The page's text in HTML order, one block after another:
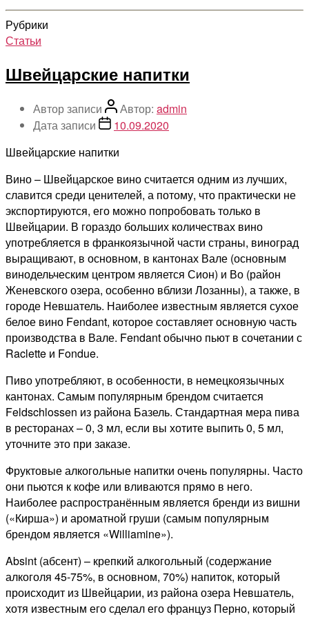
Рубрики
Статьи
Швейцарские напитки
Автор записи Автор: admin
Дата записи
10.09.2020
Швейцарские напитки
Вино – Швейцарское вино считается одним из лучших,
славится среди ценителей, а потому, что практически не
экспортируются, его можно попробовать только в
Швейцарии. В гораздо больших количествах вино
употребляется в франкоязычной части страны, виноград
выращивают, в основном, в кантонах Вале (основным
винодельческим центром является Сион) и Во (район
Женевского озера, особенно вблизи Лозанны), а также, в
городе Невшатель. Наиболее известным является сухое
белое вино Fendant, которое составляет основную часть
производства в Вале. Fendant обычно пьют в сочетании с
Raclette и Fondue.
Пиво употребляют, в особенности, в немецкоязычных
кантонах. Самым популярным брендом считается
Feldschlossen из района Базель. Стандартная мера пива
в ресторанах – 0, 3 мл, если вы хотите выпить 0, 5 мл,
уточните это при заказе.
Фруктовые алкогольные напитки очень популярны. Часто
они пьются к кофе или вливаются прямо в него.
Наиболее распространённым является бренди из вишни
(«Кирша») и ароматной груши (самым популярным
брендом является «Williamine»).
Absint (абсент) – крепкий алкогольный (содержание
алкоголя 45-75%, в основном, 70%) напиток, который
происходит из Швейцарии, из района озера Невшатель,
хотя известным его сделал его француз Перно, который